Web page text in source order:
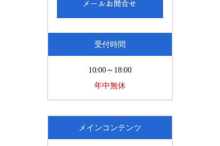
受付時間
10:00～18:00
年中無休
メインコンテンツ